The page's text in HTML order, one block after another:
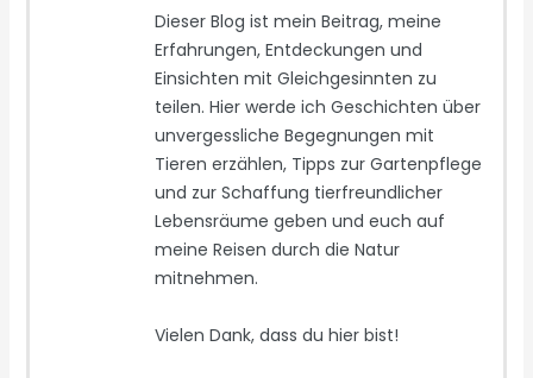
Dieser Blog ist mein Beitrag, meine
Erfahrungen, Entdeckungen und
Einsichten mit Gleichgesinnten zu
teilen. Hier werde ich Geschichten über
unvergessliche Begegnungen mit
Tieren erzählen, Tipps zur Gartenpflege
und zur Schaffung tierfreundlicher
Lebensräume geben und euch auf
meine Reisen durch die Natur
mitnehmen.
Vielen Dank, dass du hier bist!